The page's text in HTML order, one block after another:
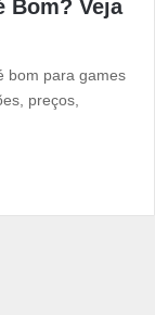
Bom? Veja
bom para games
preços,